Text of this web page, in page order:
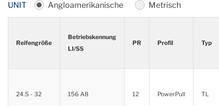
UNIT Angloamerikanische Metrisch
Reifengröße
Betriebskennung
LI/SS
PR Profil Typ
24.5 - 32 156 A8 12 PowerPull TL